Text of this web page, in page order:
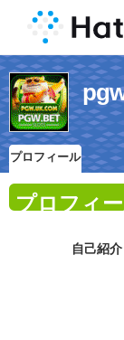
プロフィール
プロフィ
自己紹介